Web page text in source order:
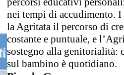
nei tempi di accudimento.
la Agritata il percorso di
costante e puntuale, e
sostegno alla
sul bambino è quotidiano.